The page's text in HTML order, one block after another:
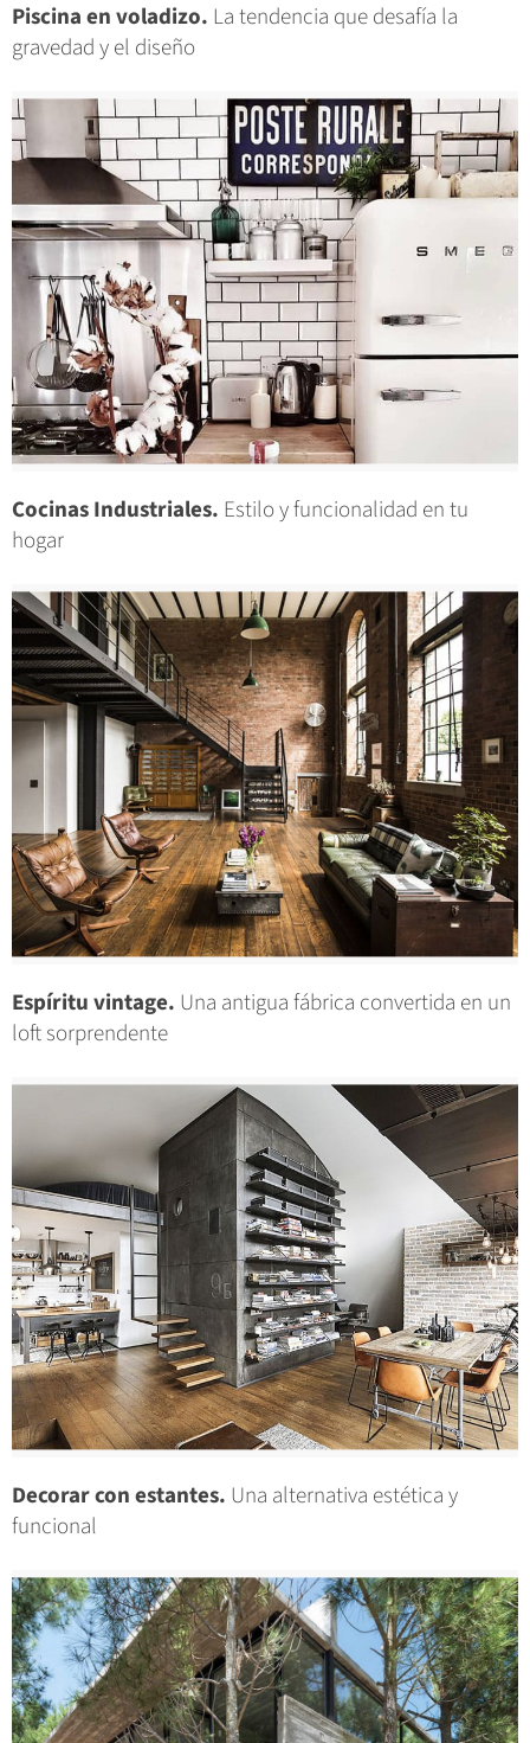
Piscina en voladizo. La tendencia que desafía la
gravedad y el diseño
Cocinas Industriales. Estilo y funcionalidad en tu
hogar
Espíritu vintage. Una antigua fábrica convertida en un
loft sorprendente
Decorar con estantes. Una alternativa estética y
funcional